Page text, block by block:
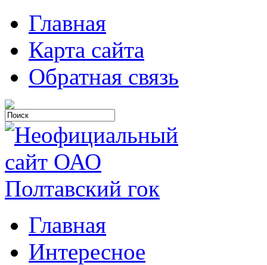
Главная
Карта сайта
Обратная связь
Главная
Интересное